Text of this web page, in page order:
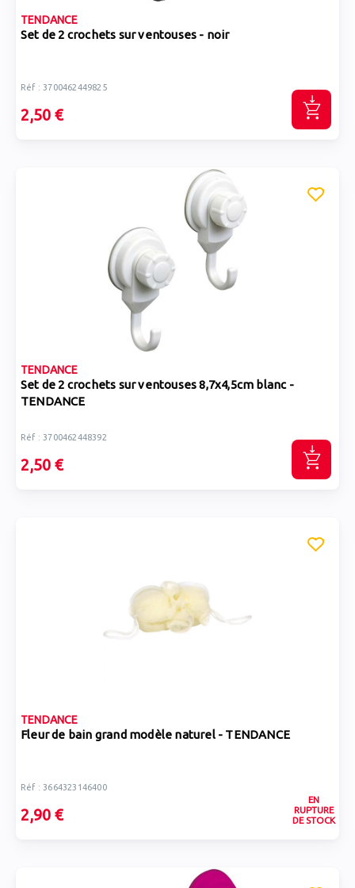
TENDANCE
Set de 2 crochets sur ventouses - noir
Réf : 3700462449825
2,50 €
TENDANCE
Set de 2 crochets sur ventouses 8,7x4,5cm blanc -
TENDANCE
Réf : 3700462448392
2,50 €
TENDANCE
Fleur de bain grand modèle naturel - TENDANCE
Réf : 3664323146400
2,90 €
EN
RUPTURE
DE STOCK